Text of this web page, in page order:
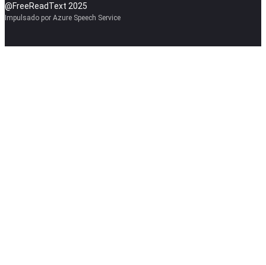
@FreeReadText 2025
Impulsado por Azure Speech Service